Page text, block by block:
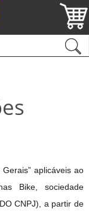
aplicáveis ao
Bike, sociedade
CNPJ), a partir de